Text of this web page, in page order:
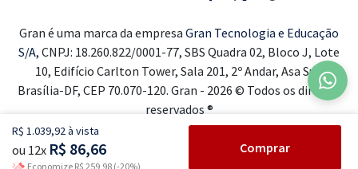
R$ 1.039,92 à vista
ou 12x R$ 86,66
Economize R$ 259,98 (-20%)
Comprar
Gran é uma marca da empresa Gran Tecnologia e Educação
S/A, CNPJ: 18.260.822/0001-77, SBS Quadra 02, Bloco J, Lote
10, Edifício Carlton Tower, Sala 201, 2º Andar, Asa Sul,
Brasília-DF, CEP 70.070-120. Gran - 2026 © Todos os direitos
reservados ®